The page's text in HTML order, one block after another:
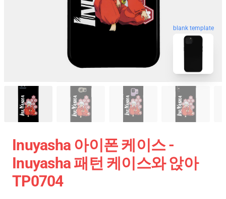
blank template
Inuyasha 아이폰 케이스 -
Inuyasha 패턴 케이스와 앉아
TP0704